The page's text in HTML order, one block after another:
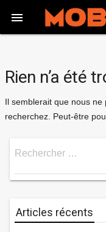

Rien n’a été
Il semblerait que nous
recherchez. Peut-être
Rechercher …
Articles récents